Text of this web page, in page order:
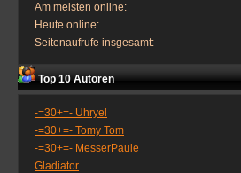
Am meisten online:
Heute online:
Seitenaufrufe insgesamt:
Top 10 Autoren
-=30+=- Uhryel
-=30+=- Tomy Tom
-=30+=- MesserPaule
Gladiator